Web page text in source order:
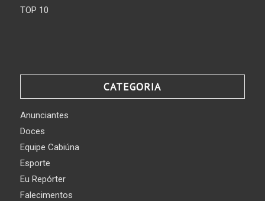
TOP 10
CATEGORIA
Anunciantes
Doces
Equipe Cabiúna
Esporte
Eu Repórter
Falecimentos